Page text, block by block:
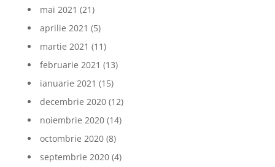
mai 2021 (21)
aprilie 2021 (5)
martie 2021 (11)
februarie 2021 (13)
ianuarie 2021 (15)
decembrie 2020(12)
noiembrie 2020(14)
octombrie 2020(8)
septembrie 2020(4)